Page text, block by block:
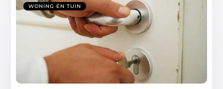
WONING EN TUIN